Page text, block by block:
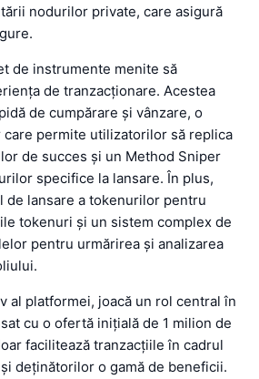
nodurilor private, care asigură
de instrumente menite să
de tranzacționare. Acestea
de cumpărare și vânzare, o
permite utilizatorilor să replica
de succes și un Method Sniper
specifice la lansare. În plus,
de lansare a tokenurilor pentru
tokenuri și un sistem complex de
pentru urmărirea și analizarea
al platformei, joacă un rol central în
cu o ofertă inițială de 1 milion de
facilitează tranzacțiile în cadrul
deținătorilor o gamă de beneficii.